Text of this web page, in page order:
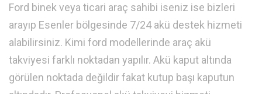
Ford binek veya ticari araç sahibi iseniz ise bizleri
arayıp Esenler bölgesinde 7/24 akü destek hizmeti
alabilirsiniz. Kimi ford modellerinde araç akü
takviyesi farklı noktadan yapılır. Akü kaput altında
görülen noktada değildir fakat kutup başı kaputun